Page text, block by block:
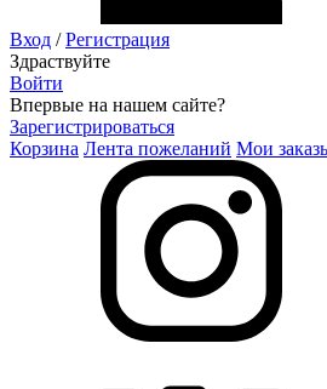
Вход /Регистрация
Здраствуйте
Войти
Впервые на нашем сайте?
Зарегистрироваться
Корзина Лента пожеланий Мои